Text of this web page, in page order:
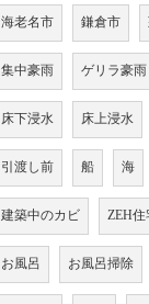
海老名市 鎌倉市
集中豪雨 ゲリラ豪雨
床下浸水 床上浸水
引渡し前 船 海
建築中のカビ ZEH住
お風呂 お風呂掃除